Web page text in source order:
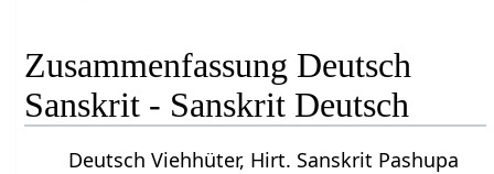
Zusammenfassung Deutsch
Sanskrit - Sanskrit Deutsch
Deutsch Viehhüter, Hirt. Sanskrit Pashupa